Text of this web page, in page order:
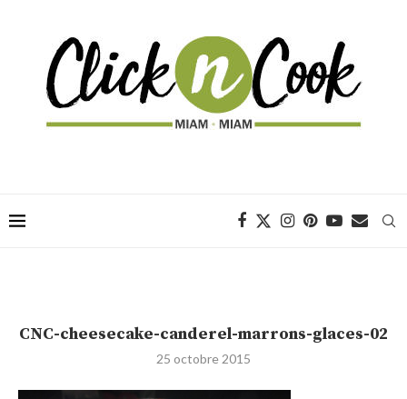
CNC-cheesecake-canderel-marrons-glaces-02
25 octobre 2015